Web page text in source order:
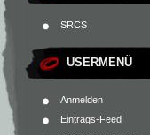
SRCS
USERMENÜ
Anmelden
Eintrags-Feed